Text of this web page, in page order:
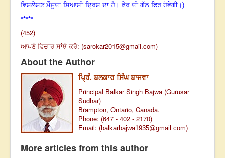
ਵਿਸ਼ਲੇਸ਼ਣ ਮੌਜੂਦਾ ਸਿਆਸੀ ਦ੍ਰਿਸ਼ ਦਾ ਹੈ। ਫੇਰ ਦੀ ਗੱਲ ਫਿਰ ਹੋਵੇਗੀ।)
*****
(452)
ਆਪਣੇ ਵਿਚਾਰ ਸਾਂਝੇ ਕਰੋ: (sarokar2015@gmail.com)
About the Author
ਪ੍ਰਿੰ. ਬਲਕਾਰ ਸਿੰਘ ਬਾਜਵਾ
Principal Balkar Singh Bajwa (Gurusar
Sudhar)
Brampton, Ontario, Canada.
Phone: (647 - 402 - 2170)
Email: (balkarbajwa1935@gmail.com)
More articles from this author